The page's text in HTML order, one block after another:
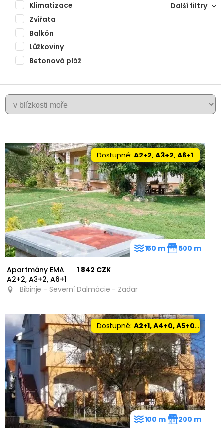
Klimatizace
Zvířata
Balkón
Lůžkoviny
Betonová pláž
Další filtry
ZADAR
Dostupné: A2+2, A3+2, A6+1
Apartmány EMA
A2+2, A3+2, A6+1
1 842 CZK
Bibinje - Severní Dalmácie - Zadar
150 m 500 m
Dostupné: A2+1, A4+0, A5+0, A4+1
100 m 200 m